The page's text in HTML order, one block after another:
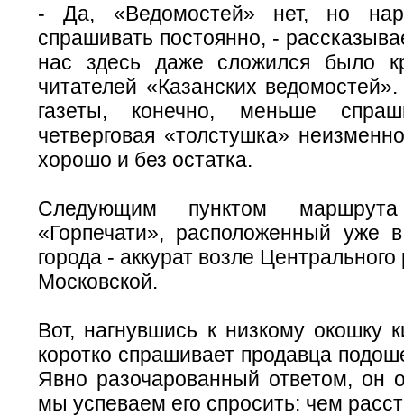
- Да, «Ведомостей» нет, но
спрашивать постоянно, -
нас здесь даже сложился было
читателей «Казанских
газеты, конечно, меньше
четверговая «толстушка»
хорошо и без остатка.
Следующим пунктом
«Горпечати», расположенный уже
города - аккурат возле
Московской.
Вот, нагнувшись к низкому окошку
коротко спрашивает продавца
Явно разочарованный ответом, он
мы успеваем его спросить: чем